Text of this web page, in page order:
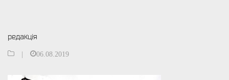
редакція
06.08.2019